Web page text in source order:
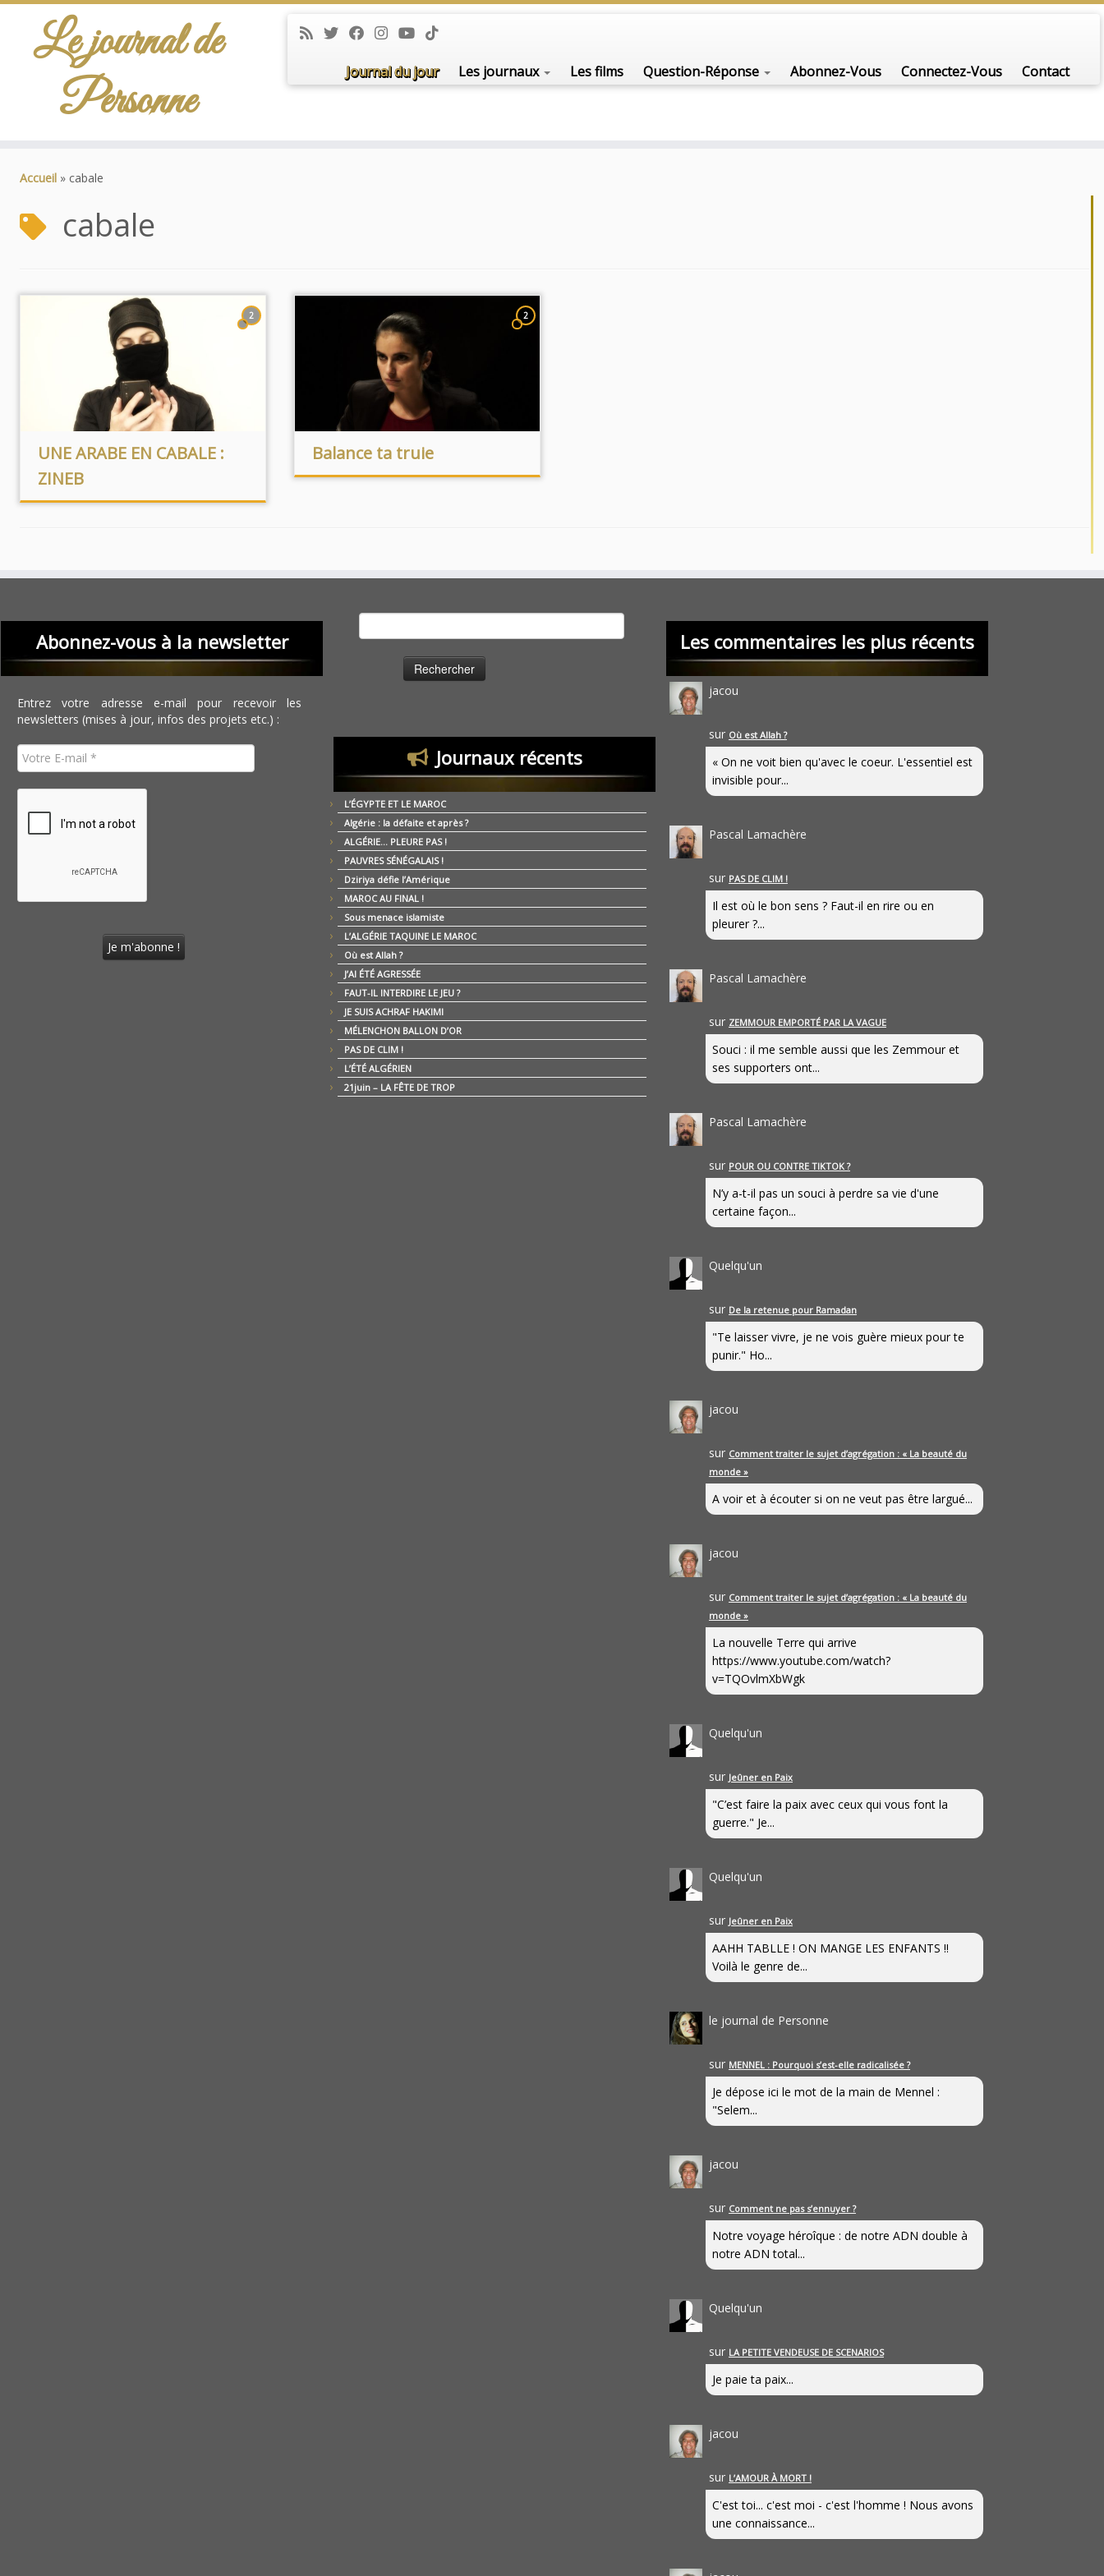
Le journal de
Personne
Journal du jour Les journaux Les films Question-Réponse Abonnez-Vous Connectez-Vous Contact
Accueil » cabale
cabale
2
UNE ARABE EN CABALE :
ZINEB
2
Balance ta truie
Abonnez-vous à la newsletter
Entrez votre adresse e-mail pour recevoir les
newsletters (mises à jour, infos des projets etc.) :
Journaux récents
L’ÉGYPTE ET LE MAROC
Algérie : la défaite et après ?
ALGÉRIE… PLEURE PAS !
PAUVRES SÉNÉGALAIS !
Dziriya défie l’Amérique
MAROC AU FINAL !
Sous menace islamiste
L’ALGÉRIE TAQUINE LE MAROC
Où est Allah ?
J’AI ÉTÉ AGRESSÉE
FAUT-IL INTERDIRE LE JEU ?
JE SUIS ACHRAF HAKIMI
MÉLENCHON BALLON D’OR
PAS DE CLIM !
L’ÉTÉ ALGÉRIEN
21juin – LA FÊTE DE TROP
Les commentaires les plus récents
jacou
sur Où est Allah ?
« On ne voit bien qu'avec le coeur. L'essentiel est
invisible pour...
Pascal Lamachère
sur PAS DE CLIM !
Il est où le bon sens ? Faut-il en rire ou en
pleurer ?...
Pascal Lamachère
sur ZEMMOUR EMPORTÉ PAR LA VAGUE
Souci : il me semble aussi que les Zemmour et
ses supporters ont...
Pascal Lamachère
sur POUR OU CONTRE TIKTOK ?
N’y a-t-il pas un souci à perdre sa vie d'une
certaine façon...
Quelqu'un
sur De la retenue pour Ramadan
"Te laisser vivre, je ne vois guère mieux pour te
punir." Ho...
jacou
sur Comment traiter le sujet d’agrégation : « La beauté du
monde »
A voir et à écouter si on ne veut pas être largué...
jacou
sur Comment traiter le sujet d’agrégation : « La beauté du
monde »
La nouvelle Terre qui arrive
https://www.youtube.com/watch?
v=TQOvlmXbWgk
Quelqu'un
sur Jeûner en Paix
"C’est faire la paix avec ceux qui vous font la
guerre." Je...
Quelqu'un
sur Jeûner en Paix
AAHH TABLLE ! ON MANGE LES ENFANTS !!
Voilà le genre de...
le journal de Personne
sur MENNEL : Pourquoi s’est-elle radicalisée ?
Je dépose ici le mot de la main de Mennel :
"Selem...
jacou
sur Comment ne pas s’ennuyer ?
Notre voyage héroîque : de notre ADN double à
notre ADN total...
Quelqu'un
sur LA PETITE VENDEUSE DE SCENARIOS
Je paie ta paix...
jacou
sur L’AMOUR À MORT !
C'est toi... c'est moi - c'est l'homme ! Nous avons
une connaissance...